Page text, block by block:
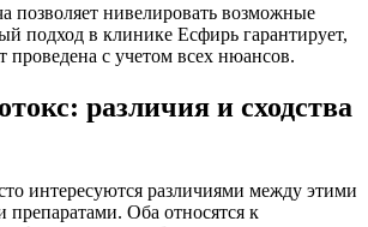
позволяет нивелировать возможные
подход в клинике Есфирь гарантирует,
проведена с учетом всех нюансов.
различия и сходства
интересуются различиями между этими
Оба относятся к